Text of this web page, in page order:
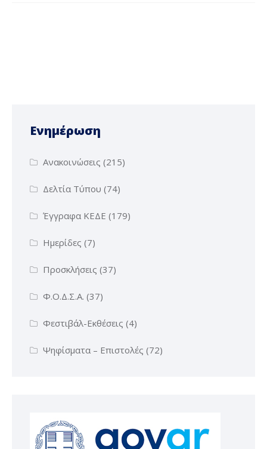
Ενημέρωση
Ανακοινώσεις (215)
Δελτία Τύπου (74)
Έγγραφα ΚΕΔΕ (179)
Ημερίδες (7)
Προσκλήσεις (37)
Φ.Ο.Δ.Σ.Α. (37)
Φεστιβάλ-Εκθέσεις (4)
Ψηφίσματα – Επιστολές (72)